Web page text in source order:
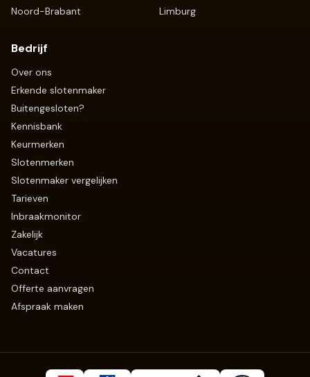
Noord-Brabant
Limburg
Bedrijf
Over ons
Erkende slotenmaker
Buitengesloten?
Kennisbank
Keurmerken
Slotenmerken
Slotenmaker vergelijken
Tarieven
Inbraakmonitor
Zakelijk
Vacatures
Contact
Offerte aanvragen
Afspraak maken